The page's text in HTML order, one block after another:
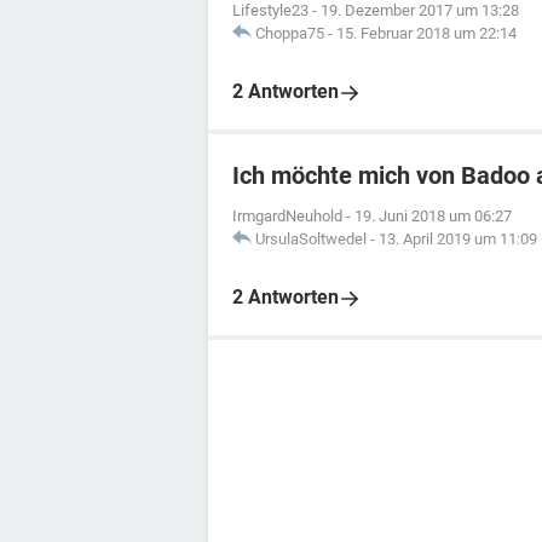
Lifestyle23 - 19. Dezember 2017 um 13:28
Choppa75 - 15. Februar 2018 um 22:14
2 Antworten
Ich möchte mich von Badoo
IrmgardNeuhold - 19. Juni 2018 um 06:27
UrsulaSoltwedel - 13. April 2019 um 11:09
2 Antworten